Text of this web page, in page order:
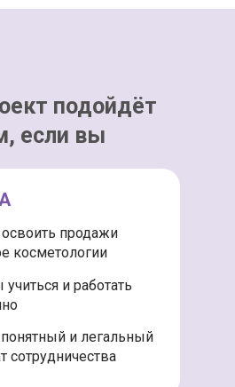
подойдёт
если вы
освоить продажи
косметологии
учиться и работать
и легальный
сотрудничества